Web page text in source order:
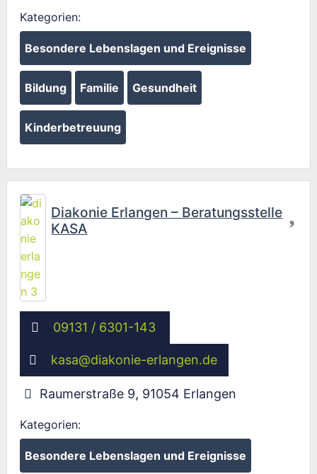
Kategorien:
Besondere Lebenslagen und Ereignisse
Bildung Familie Gesundheit
Kinderbetreuung
Diakonie Erlangen – Beratungsstelle
KASA
09131 / 6301-143
kasa@diakonie-erlangen.de
Raumerstraße 9, 91054 Erlangen
Kategorien:
Besondere Lebenslagen und Ereignisse